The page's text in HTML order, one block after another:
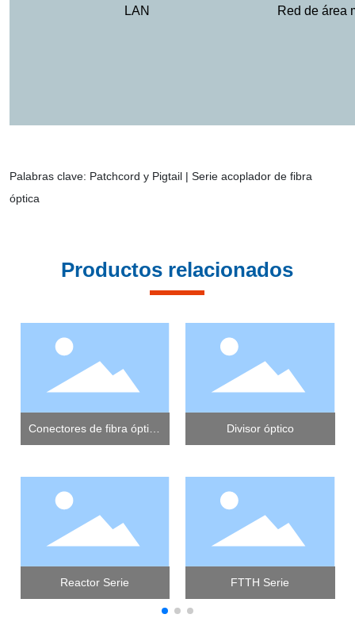
Red de área
LAN
Palabras clave: Patchcord y Pigtail | Serie acoplador de fibra
óptica
Productos relacionados
Conectores de fibra óptica
Serie
Divisor óptico
Reactor Serie FTTH Serie